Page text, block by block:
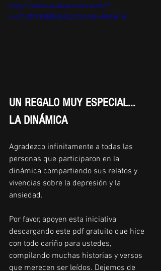
https://www.youtube.com/watch?
v=e7UrMckzB8o&ab_channel=AnnaFiori
UN REGALO MUY ESPECIAL...
LA DINÁMICA
Agradezco infinitamente a todas las
personas que participaron en la
dinámica compartiendo sus relatos y
vivencias sobre la depresión y la
ansiedad.
Por favor, apoyen esta iniciativa
descargando este pdf gratuito que hice
con todo cariño para ustedes,
compilando muchas historias y versos
que merecen ser leídos. Dejemos de